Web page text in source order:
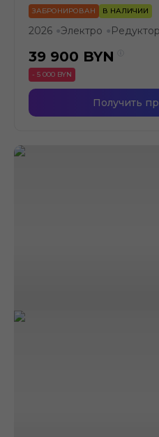
ЗАБРОНИРОВАН В НАЛИЧИИ
2026 ●Электро ● Редуктор
39 900 BYN
- 5 000 BYN
Получить